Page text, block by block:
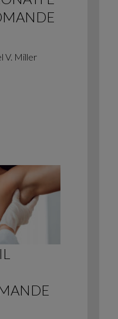
V. Miller